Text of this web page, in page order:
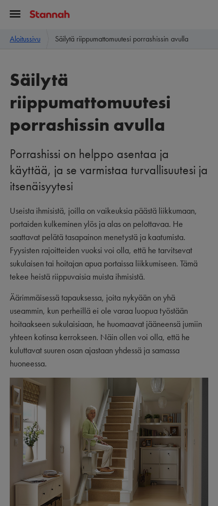
Aloitussivu Säilytä riippumattomuutesi porrashissin avulla
Säilytä
riippumattomuutesi
porrashissin avulla
Porrashissi on helppo asentaa ja
käyttää, ja se varmistaa turvallisuutesi ja
itsenäisyytesi
Useista ihmisistä, joilla on vaikeuksia päästä liikkumaan,
portaiden kulkeminen ylös ja alas on pelottavaa. He
saattavat pelätä tasapainon menetystä ja kaatumista.
Fyysisten rajoitteiden vuoksi voi olla, että he tarvitsevat
sukulaisen tai hoitajan apua portaissa liikkumiseen. Tämä
tekee heistä riippuvaisia muista ihmisistä.
Äärimmäisessä tapauksessa, joita nykyään on yhä
useammin, kun perheillä ei ole varaa luopua työstään
hoitaakseen sukulaisiaan, he huomaavat jääneensä jumiin
yhteen kotinsa kerrokseen. Näin ollen voi olla, että he
kuluttavat suuren osan ajastaan yhdessä ja samassa
huoneessa.